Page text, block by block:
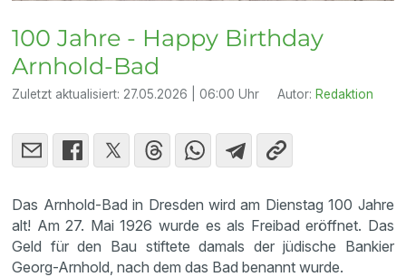
100 Jahre - Happy Birthday
Arnhold-Bad
Zuletzt aktualisiert: 27.05.2026 | 06:00 Uhr Autor: Redaktion
Das Arnhold-Bad in Dresden wird am Dienstag 100 Jahre
alt! Am 27. Mai 1926 wurde es als Freibad eröffnet. Das
Geld für den Bau stiftete damals der jüdische Bankier
Georg-Arnhold, nach dem das Bad benannt wurde.